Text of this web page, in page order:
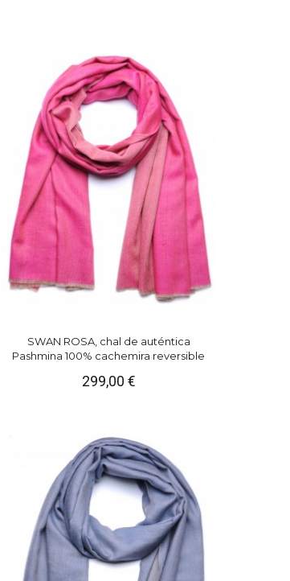
SWAN ROSA, chal de auténtica
Pashmina 100% cachemira reversible
299,00 €